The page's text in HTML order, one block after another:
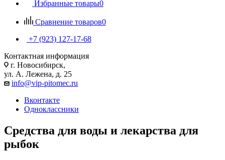
Избранные товары0
Сравнение товаров0
+7 (923) 127-17-68
Контактная информация
г. Новосибирск,
ул. А. Лежена, д. 25
info@vip-pitomec.ru
Вконтакте
Одноклассники
Средства для воды и лекарства для
рыбок